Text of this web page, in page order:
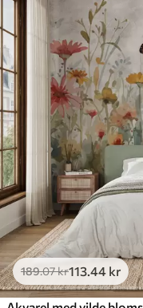
189.07kr113.44 kr